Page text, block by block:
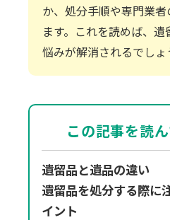
か、処分手順や専門業
ます。これを読めば、
悩みが解消されるでしょ
この記事を読
遺留品と遺品の違い
遺留品を処分する際に
イント